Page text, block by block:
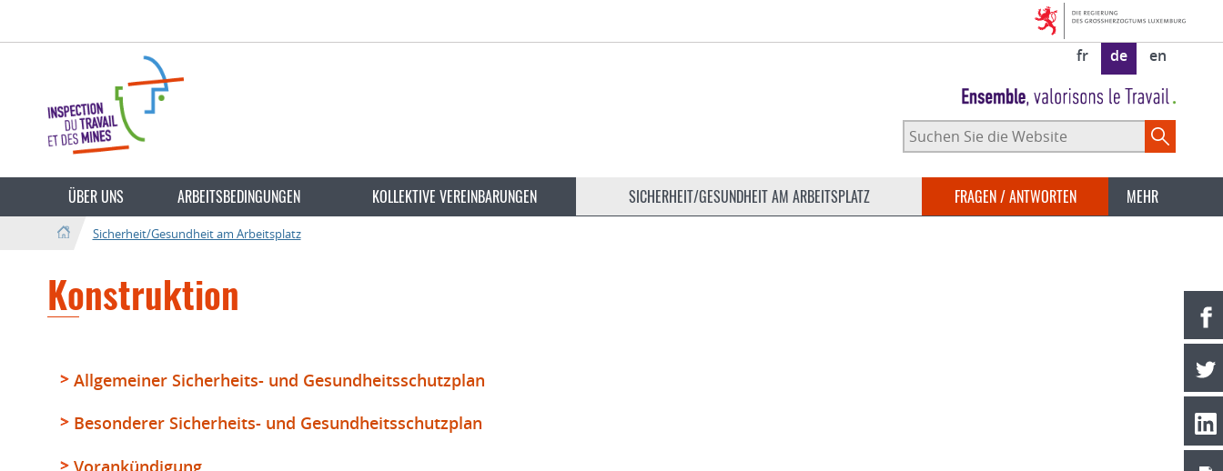
wechseln
fr de en
Suchen
Sie
Website
ÜBER UNS ARBEITSBEDINGUNGEN KOLLEKTIVE VEREINBARUNGEN SICHERHEIT/GESUNDHEIT AM ARBEITSPLATZ FRAGEN / ANTWORTEN MEHR
Sicherheit/Gesundheit am Arbeitsplatz
Konstruktion
Allgemeiner Sicherheits- und Gesundheitsschutzplan
Besonderer Sicherheits- und Gesundheitsschutzplan
Vorankündigung